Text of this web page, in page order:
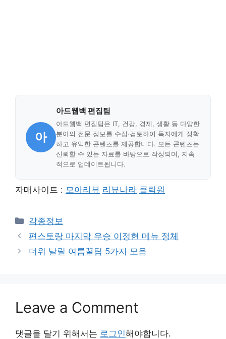
아
아드웹백 편집팀
아드웹백 편집팀은 IT, 건강, 경제, 생활 등 다양한
분야의 전문 정보를 수집·검토하여 독자에게 정확
하고 유익한 콘텐츠를 제공합니다. 모든 콘텐츠는
신뢰할 수 있는 자료를 바탕으로 작성되며, 지속
적으로 업데이트됩니다.
자매사이트 : 모아리뷰 리뷰나라 클릭원
Categories
각종정보
편스토랑 마지막 우승 이정현 메뉴 정체
더위 날릴 여름꿀팁 5가지 모음
Leave a Comment
댓글을 달기 위해서는 로그인해야합니다.